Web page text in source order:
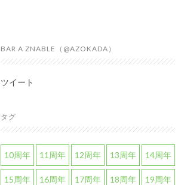
BAR A ZNABLE（@AZOKADA）
ツイート
タグ
10周年 11周年 12周年 13周年 14周年
15周年 16周年 17周年 18周年 19周年